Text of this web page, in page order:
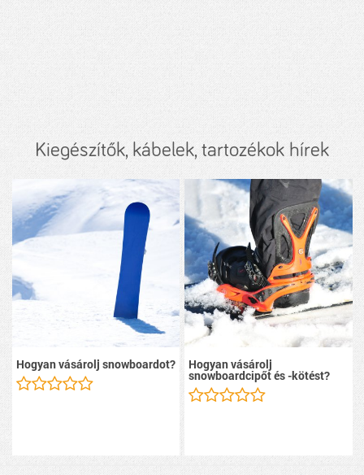
Kiegészítők, kábelek, tartozékok hírek
Hogyan vásárolj snowboardot? Hogyan vásárolj
snowboardcipőt és -kötést?